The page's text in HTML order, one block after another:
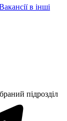
в інші
підрозділ